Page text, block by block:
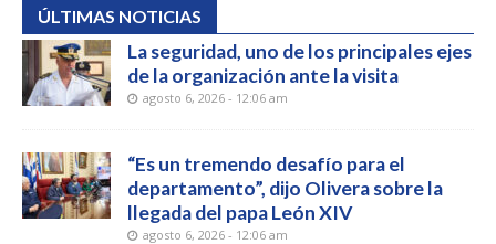
ÚLTIMAS NOTICIAS
La seguridad, uno de los principales ejes
de la organización ante la visita
agosto 6, 2026 - 12:06 am
“Es un tremendo desafío para el
departamento”, dijo Olivera sobre la
llegada del papa León XIV
agosto 6, 2026 - 12:06 am